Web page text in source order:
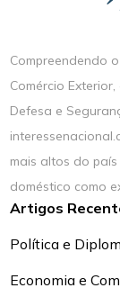
Compreendendo
Comércio
Defesa e
mais altos do
doméstico como
Artigos
Política e
Economia e